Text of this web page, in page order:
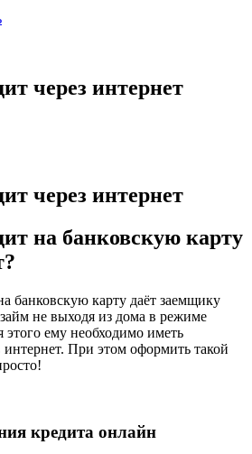
через интернет
через интернет
на банковскую карту
банковскую карту даёт заемщику
не выходя из дома в режиме
этого ему необходимо иметь
При этом оформить такой
кредита онлайн